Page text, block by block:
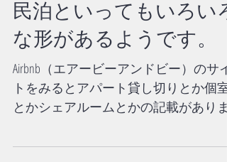
民泊といってもいろいろ
な形があるようです。
Airbnb（エアービーアンドビー）のサイ
トをみるとアパート貸し切りとか個室